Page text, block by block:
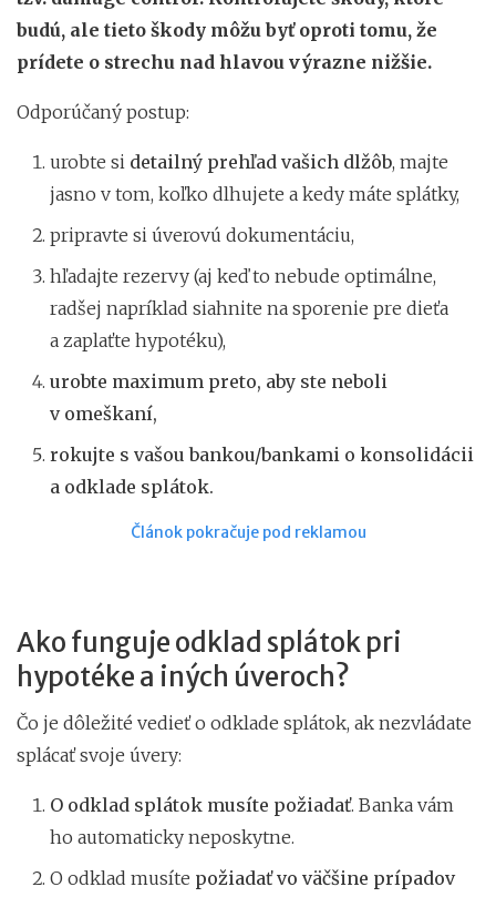
budú, ale tieto škody môžu byť oproti tomu, že
prídete o strechu nad hlavou výrazne nižšie.
Odporúčaný postup:
urobte si detailný prehľad vašich dlžôb, majte
jasno v tom, koľko dlhujete a kedy máte splátky,
pripravte si úverovú dokumentáciu,
hľadajte rezervy (aj keď to nebude optimálne,
radšej napríklad siahnite na sporenie pre dieťa
a zaplaťte hypotéku),
urobte maximum preto, aby ste neboli
v omeškaní,
rokujte s vašou bankou/bankami o konsolidácii
a odklade splátok.
Článok pokračuje pod reklamou
Ako funguje odklad splátok pri
hypotéke a iných úveroch?
Čo je dôležité vedieť o odklade splátok, ak nezvládate
splácať svoje úvery:
O odklad splátok musíte požiadať. Banka vám
ho automaticky neposkytne.
O odklad musíte požiadať vo väčšine prípadov